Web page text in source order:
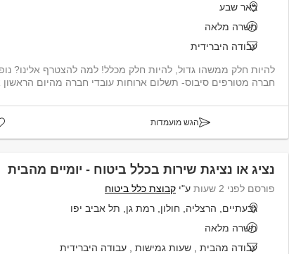
באר שבע
משרה מלאה
עבודה היברידית
להיות חלק ממשהו גדול, להיות חלק מכלל! למה להצטרף אלינו?
חברה מטורפים סיבוס- תשלום ארוחות עובדי חברה מהיום הראשון
הגש מועמדות
נציג או נציגת שירות בכלל ביטוח - יומיים מהבית
פורסם לפני 2 שעות ע"י קבוצת כלל ביטוח
גבעתיים, הרצליה, חולון, רמת גן, תל אביב יפו
משרה מלאה
עבודה מהבית
שעות גמישות עבודה היברידית